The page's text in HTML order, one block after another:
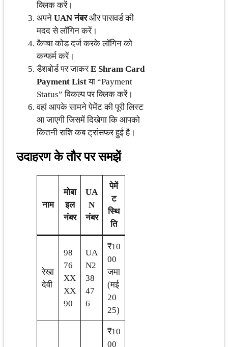
क्लिक करें।
अपने UAN नंबरऔर पासवर्ड की
मदद से लॉगिन करें।
कैप्चा कोड दर्ज करके लॉगिन को
कन्फर्म करें।
डैशबोर्ड पर जाकरE Shram Card
Payment Listया “Payment
Status” विकल्प पर क्लिक करें।
वहां आपके सामने पेमेंट की पूरी लिस्ट
आ जाएगी जिसमें दिखेगा कि आपको
कितनी राशि कब ट्रांसफर हुई है।
उदाहरण के तौर पर समझें
नाम
मोबा
इल
नंबर
UA
N
नंबर
पेमें
ट
स्थि
ति
रेखा
देवी
98
76
XX
XX
90
UA
N2
38
47
6
₹10
00
जमा
(मई
20
25)
₹10
00